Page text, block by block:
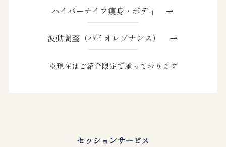
ハイパーナイフ痩身・ボディ
波動調整（バイオレゾナンス）
※現在はご紹介限定で承っております
セッションサービス